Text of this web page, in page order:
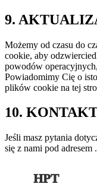
9.
Możemy od czasu do
cookie, aby
powodów
Powiadomimy Cię o
plików cookie na tej
10.
Jeśli masz pytania
się z nami pod adresem .
HPT